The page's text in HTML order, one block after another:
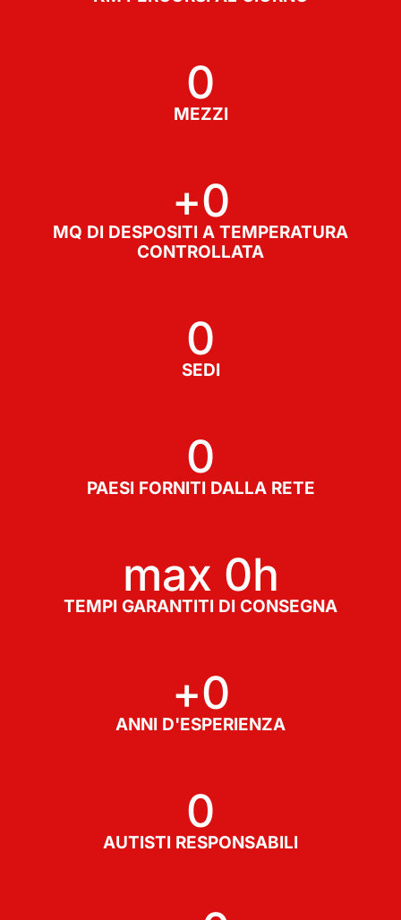
0
MEZZI
+0
MQ DI DESPOSITI A TEMPERATURA
CONTROLLATA
0
SEDI
0
PAESI FORNITI DALLA RETE
max 0h
TEMPI GARANTITI DI CONSEGNA
+0
ANNI D'ESPERIENZA
0
AUTISTI RESPONSABILI